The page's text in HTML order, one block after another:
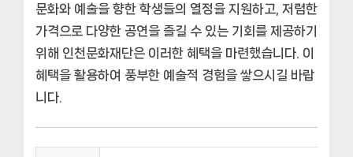
문화와 예술을 향한 학생들의 열정을 지원하고, 저렴한
가격으로 다양한 공연을 즐길 수 있는 기회를 제공하기
위해 인천문화재단은 이러한 혜택을 마련했습니다. 이
혜택을 활용하여 풍부한 예술적 경험을 쌓으시길 바랍
니다.